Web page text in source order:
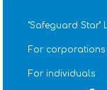
''Safeguard Star''
For corporations
For individuals